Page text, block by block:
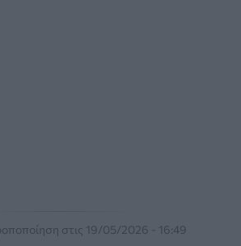
στις 19/05/2026 - 16:49